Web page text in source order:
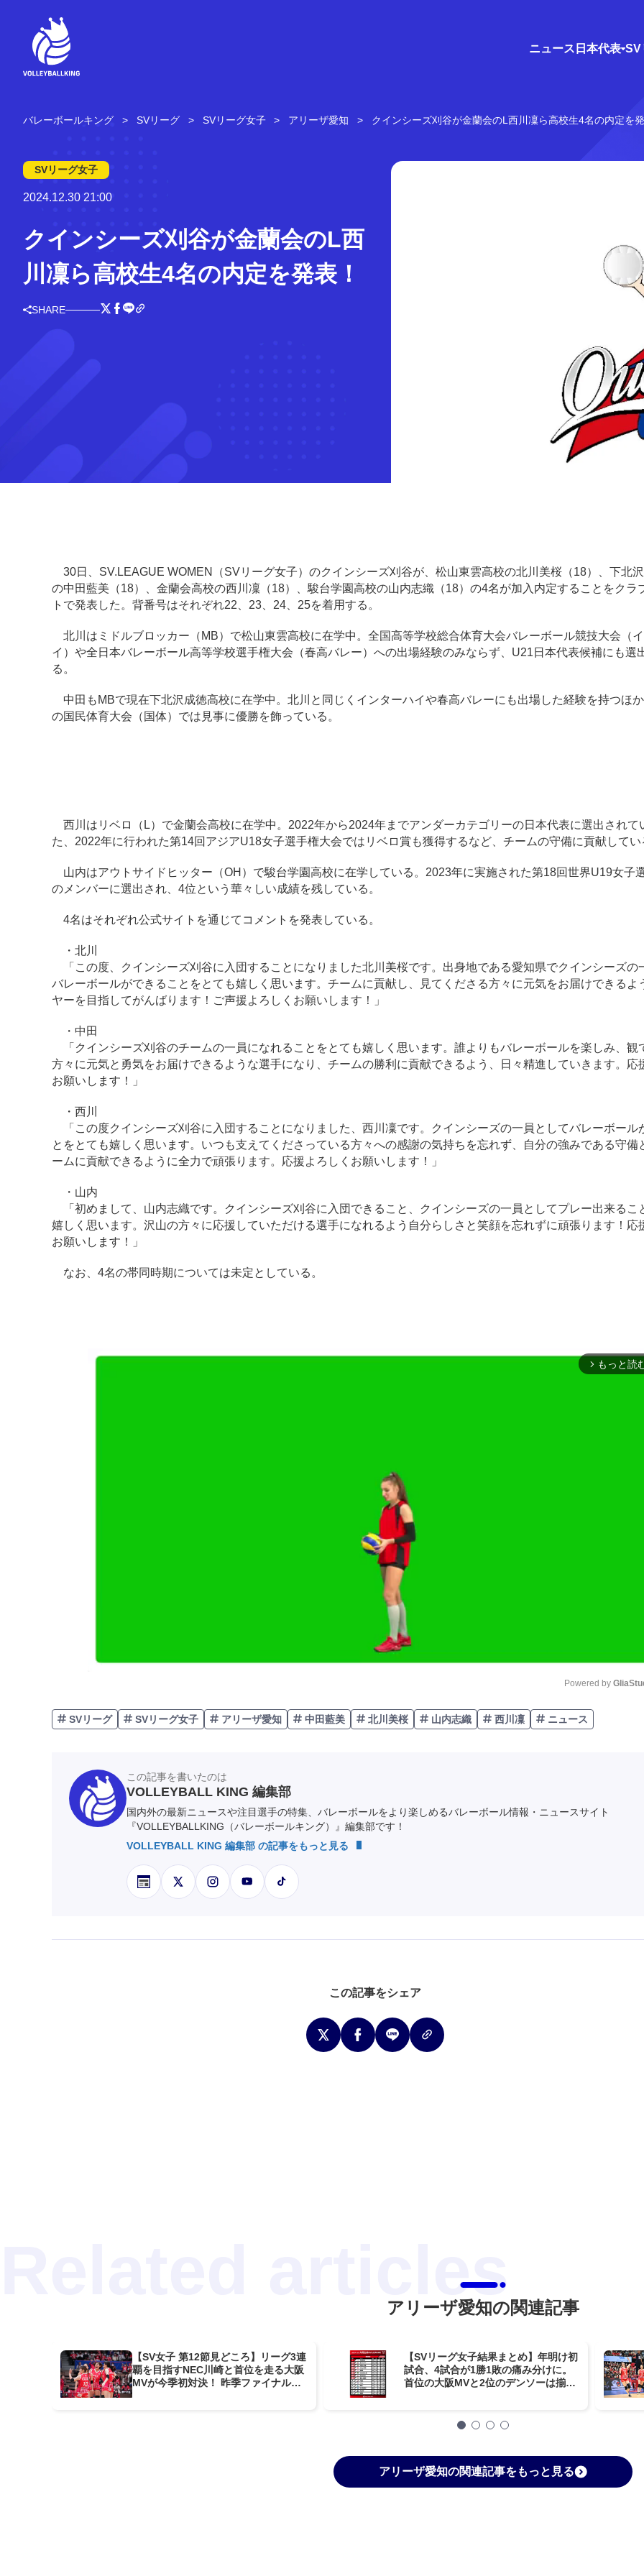
ニュース 日本代表 SV
バレーボールキング SVリーグ SVリーグ女子 アリーザ愛知 クインシーズ刈谷が金蘭会のL西川凜ら高校生4名の内定を
SVリーグ女子
2024.12.30 21:00
クインシーズ刈谷が金蘭会のL西
川凜ら高校生4名の内定を発表！
SHARE
30日、SV.LEAGUE WOMEN（SVリーグ女子）のクインシーズ刈谷が、松山東雲高校の北川美桜（18）、下北
の中田藍美（18）、金蘭会高校の西川凜（18）、駿台学園高校の山内志織（18）の4名が加入内定することをクラ
トで発表した。背番号はそれぞれ22、23、24、25を着用する。
北川はミドルブロッカー（MB）で松山東雲高校に在学中。全国高等学校総合体育大会バレーボール競技大会（
イ）や全日本バレーボール高等学校選手権大会（春高バレー）への出場経験のみならず、U21日本代表候補にも選
る。
中田もMBで現在下北沢成徳高校に在学中。北川と同じくインターハイや春高バレーにも出場した経験を持つほ
の国民体育大会（国体）では見事に優勝を飾っている。
西川はリベロ（L）で金蘭会高校に在学中。2022年から2024年までアンダーカテゴリーの日本代表に選出されて
た、2022年に行われた第14回アジアU18女子選手権大会ではリベロ賞も獲得するなど、チームの守備に貢献してい
山内はアウトサイドヒッター（OH）で駿台学園高校に在学している。2023年に実施された第18回世界U19女子
のメンバーに選出され、4位という華々しい成績を残している。
4名はそれぞれ公式サイトを通じてコメントを発表している。
・北川
「この度、クインシーズ刈谷に入団することになりました北川美桜です。出身地である愛知県でクインシーズの
バレーボールができることをとても嬉しく思います。チームに貢献し、見てくださる方々に元気をお届けできるよ
ヤーを目指してがんばります！ご声援よろしくお願いします！」
・中田
「クインシーズ刈谷のチームの一員になれることをとても嬉しく思います。誰よりもバレーボールを楽しみ、観
方々に元気と勇気をお届けできるような選手になり、チームの勝利に貢献できるよう、日々精進していきます。応
お願いします！」
・西川
「この度クインシーズ刈谷に入団することになりました、西川凜です。クインシーズの一員としてバレーボール
とをとても嬉しく思います。いつも支えてくださっている方々への感謝の気持ちを忘れず、自分の強みである守備
ームに貢献できるように全力で頑張ります。応援よろしくお願いします！」
・山内
「初めまして、山内志織です。クインシーズ刈谷に入団できること、クインシーズの一員としてプレー出来るこ
嬉しく思います。沢山の方々に応援していただける選手になれるよう自分らしさと笑顔を忘れずに頑張ります！応
お願いします！」
なお、4名の帯同時期については未定としている。
arrow_forward_ios もっと読
Unmute
Powered by
SVリーグ SVリーグ女子 アリーザ愛知 中田藍美 北川美桜 山内志織 西川凜 ニュース
この記事を書いたのは
VOLLEYBALL KING 編集部
国内外の最新ニュースや注目選手の特集、バレーボールをより楽しめるバレーボール情報・ニュースサイト
『VOLLEYBALLKING（バレーボールキング）』編集部です！
VOLLEYBALL KING 編集部 の記事をもっと見る
この記事をシェア
アリーザ愛知の関連記事
【SV女子 第12節見どころ】リーグ3連
覇を目指すNEC川崎と首位を走る大阪
MVが今季初対決！ 昨季ファイナルで
【SVリーグ女子結果まとめ】年明け初
試合、4試合が1勝1敗の痛み分けに。
首位の大阪MVと2位のデンソーは揃っ
アリーザ愛知の関連記事をもっと見る